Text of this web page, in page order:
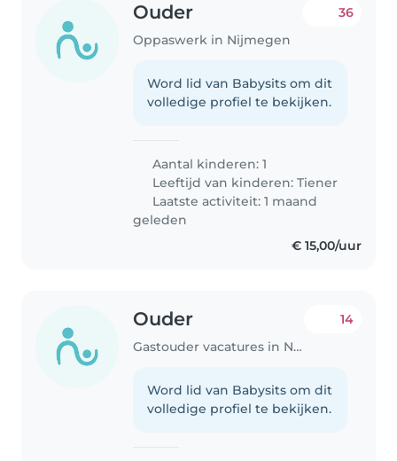
Ouder
Oppaswerk in Nijmegen
36
Word lid van Babysits om dit
volledige profiel te bekijken.
Aantal kinderen: 1
Leeftijd van kinderen:Tiener
Laatste activiteit: 1 maand
geleden
€ 15,00/uur
Ouder
Gastouder vacatures in Nijmegen
14
Word lid van Babysits om dit
volledige profiel te bekijken.